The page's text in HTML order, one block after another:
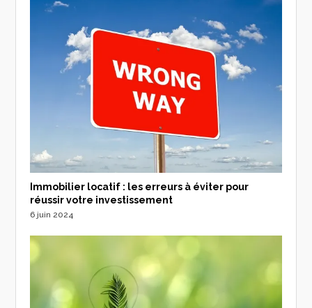
Immobilier locatif : les erreurs à éviter pour
réussir votre investissement
6 juin 2024